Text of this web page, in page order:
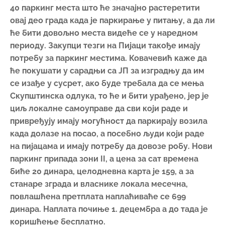
40 паркинг места што ће значајно растеретити
овај део града када је паркирање у питању, а да ли
ће бити довољно места видеће се у наредном
периоду. Закупци тезги на Пијаци такође имају
потребу за паркинг местима. Ковачевић каже да
ће покушати у сарадњи са ЈП за изградњу да им
се изађе у сусрет, ако буде требала да се мења
Скупштинска одлука, то ће и бити урађено, јер је
циљ локалне самоуправе да сви који раде и
привређују имају могућност да паркирају возила
када долазе на посао, а посебно људи који раде
на пијацама и имају потребу да довозе робу. Нови
паркинг припада зони II, а цена за сат времена
биће 20 динара, целодневна карта је 159, а за
станаре зграда и власнике локала месечна,
повлашћена претплата наплаћиваће се 699
динара. Наплата почиње 1. децембра а до тада је
коришћење бесплатно.